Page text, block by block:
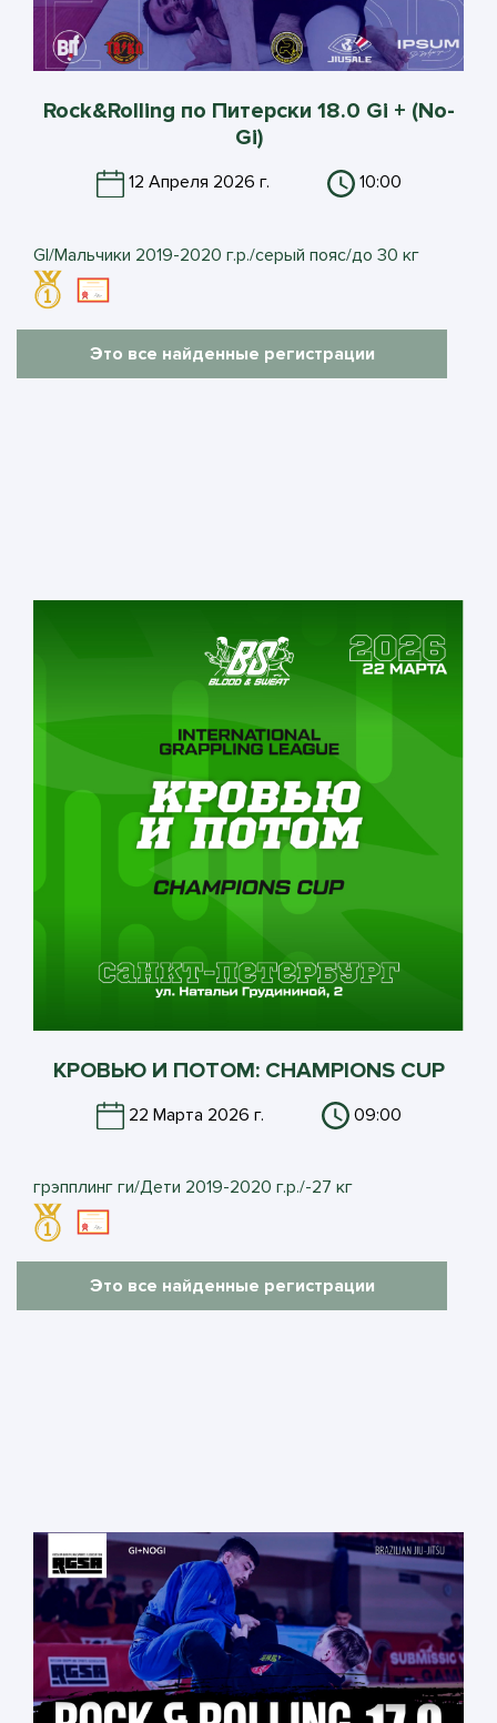
Rock&Rolling по Питерски 18.0 Gi + (No-
Gi)
12 Апреля 2026 г. 10:00
GI/Мальчики 2019-2020 г.р./серый пояс/до 30 кг
Это все найденные регистрации
КРОВЬЮ И ПОТОМ: CHAMPIONS CUP
22 Марта 2026 г. 09:00
грэпплинг ги/Дети 2019-2020 г.р./-27 кг
Это все найденные регистрации